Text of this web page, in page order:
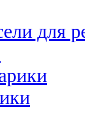
для